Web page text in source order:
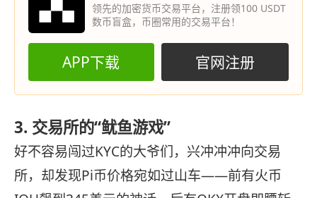
领先的加密货币交易平台，注册领100 USDT
数币盲盒，币圈常用的交易平台！
APP下载 官网注册
3. 交易所的“鱿鱼游戏”
好不容易闯过KYC的大爷们，兴冲冲冲向交易
所，却发现Pi币价格宛如过山车——前有火币